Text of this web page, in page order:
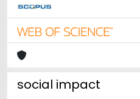
social impact